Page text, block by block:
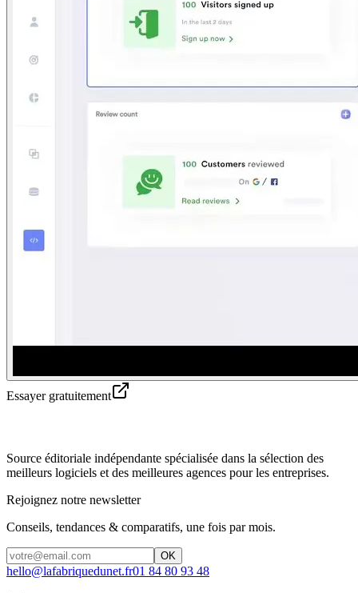
Essayer gratuitement
Source éditoriale indépendante spécialisée dans la sélection des
meilleurs logiciels et des meilleures agences pour les entreprises.
Rejoignez notre newsletter
Conseils, tendances & comparatifs, une fois par mois.
OK
hello@lafabriquedunet.fr01 84 80 93 48